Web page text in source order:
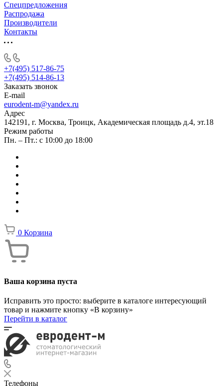
Спецпредложения
Распродажа
Производители
Контакты
+7(495) 517-86-75
+7(495) 514-86-13
Заказать звонок
E-mail
eurodent-m@yandex.ru
Адрес
142191, г. Москва, Троицк, Академическая площадь д.4, эт.18
Режим работы
Пн. – Пт.: с 10:00 до 18:00
0 Корзина
Ваша корзина пуста
Исправить это просто: выберите в каталоге интересующий
товар и нажмите кнопку «В корзину»
Перейти в каталог
Телефоны